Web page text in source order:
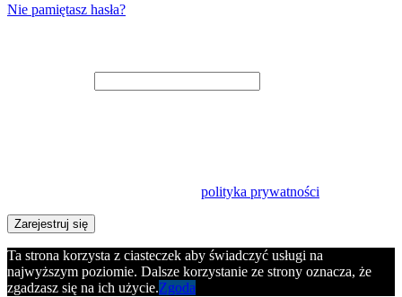
Nie pamiętasz hasła?
polityka prywatności
Zarejestruj się
Ta strona korzysta z ciasteczek aby świadczyć usługi na
najwyższym poziomie. Dalsze korzystanie ze strony oznacza, że
zgadzasz się na ich użycie.Zgoda